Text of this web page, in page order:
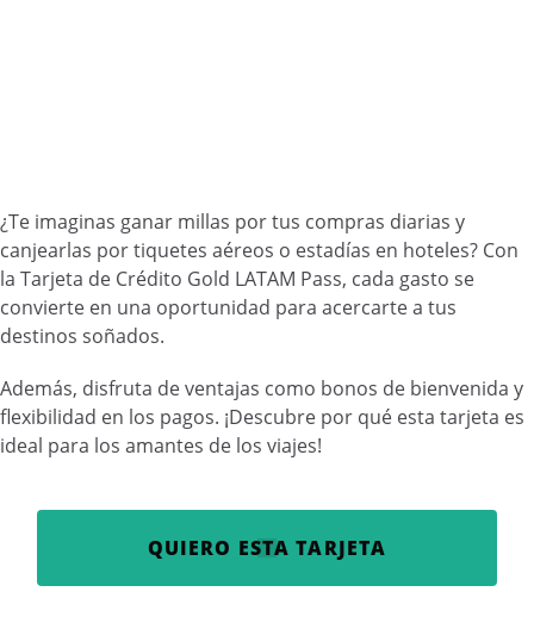
¿Te imaginas ganar millas por tus compras diarias y
canjearlas por tiquetes aéreos o estadías en hoteles? Con
la Tarjeta de Crédito Gold LATAM Pass, cada gasto se
convierte en una oportunidad para acercarte a tus
destinos soñados.
Además, disfruta de ventajas como bonos de bienvenida y
flexibilidad en los pagos. ¡Descubre por qué esta tarjeta es
ideal para los amantes de los viajes!
QUIERO ESTA TARJETA